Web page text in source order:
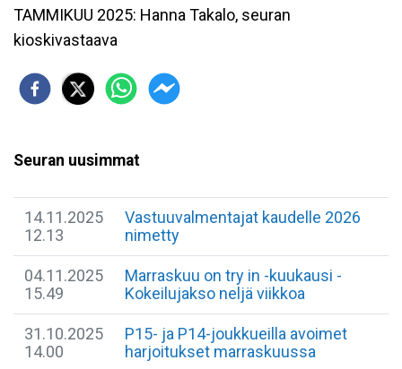
TAMMIKUU 2025: Hanna Takalo, seuran
kioskivastaava
Seuran uusimmat
14.11.2025
12.13
Vastuuvalmentajat kaudelle 2026
nimetty
04.11.2025
15.49
Marraskuu on try in -kuukausi -
Kokeilujakso neljä viikkoa
31.10.2025
14.00
P15- ja P14-joukkueilla avoimet
harjoitukset marraskuussa